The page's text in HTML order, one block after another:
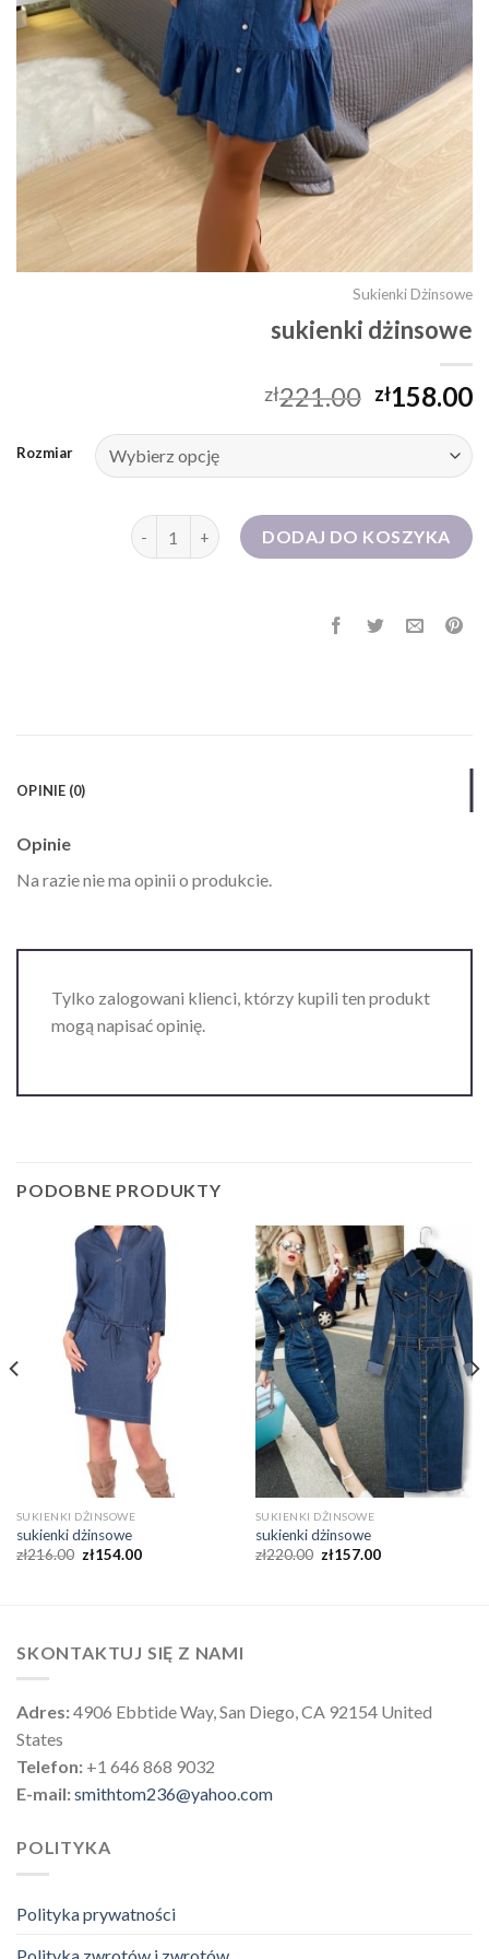
Sukienki Dżinsowe
sukienki dżinsowe
zł221.00 zł158.00
Rozmiar
ilość sukienki dżinsoweDODAJ DO KOSZYKA
OPINIE (0)
Opinie
Na razie nie ma opinii o produkcie.
Tylko zalogowani klienci, którzy kupili ten produkt
mogą napisać opinię.
PODOBNE PRODUKTY
SUKIENKI DŻINSOWE
sukienki dżinsowe
zł216.00 zł154.00
SUKIENKI DŻINSOWE
sukienki dżinsowe
zł220.00 zł157.00
SKONTAKTUJ SIĘ Z NAMI
Adres:4906 Ebbtide Way, San Diego, CA 92154 United
States
Telefon: +1 646 868 9032
E-mail:smithtom236@yahoo.com
POLITYKA
Polityka prywatności